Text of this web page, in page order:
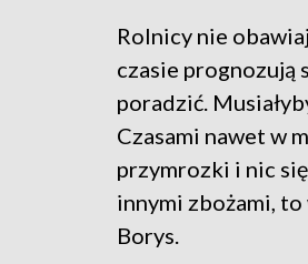
Rolnicy nie
czasie prognozują
poradzić.
Czasami nawet w
przymrozki i nic
innymi zbożami,
Borys.